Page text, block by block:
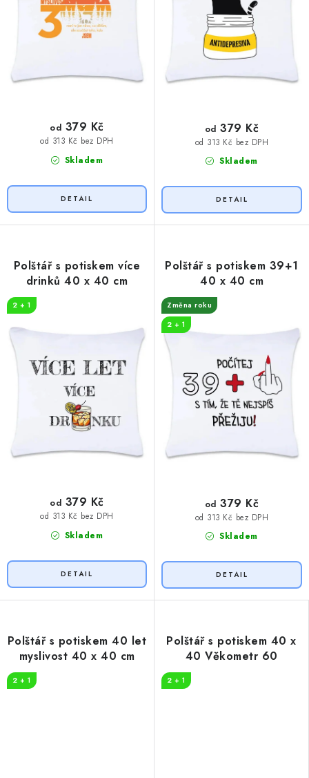
Skladem
od 313 Kč bez DPH
od 379 Kč
Skladem
od 313 Kč bez DPH
od 379 Kč
Polštář s potiskem více
drinků 40 x 40 cm
2 + 1
Skladem
od 313 Kč bez DPH
od 379 Kč
Polštář s potiskem 39+1
40 x 40 cm
Změna roku
2 + 1
Skladem
od 313 Kč bez DPH
od 379 Kč
Polštář s potiskem 40 let
myslivost 40 x 40 cm
2 + 1
Polštář s potiskem 40 x
40 Věkometr 60
2 + 1